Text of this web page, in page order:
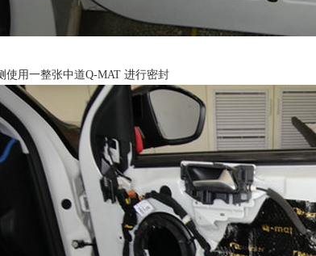
使用一整张中道Q-MAT 进行密封